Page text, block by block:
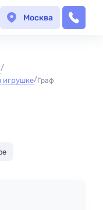
Москва
игрушке Граф